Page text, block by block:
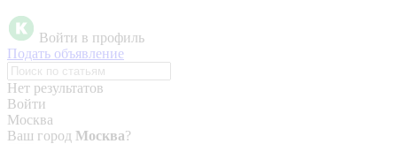
Войти в профиль
Подать объявление
Нет результатов
Войти
Москва
Ваш город Москва?